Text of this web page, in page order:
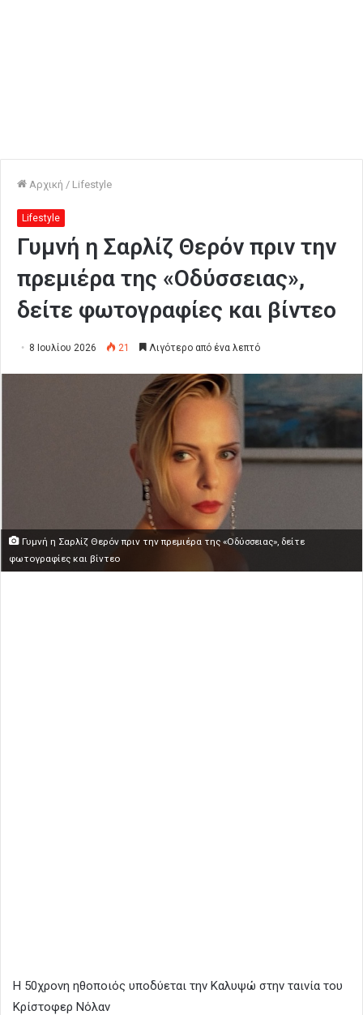
Αρχική / Lifestyle
Lifestyle
Γυμνή η Σαρλίζ Θερόν πριν την
πρεμιέρα της «Οδύσσειας»,
δείτε φωτογραφίες και βίντεο
8 Ιουλίου 2026 21 Λιγότερο από ένα λεπτό
Γυμνή η Σαρλίζ Θερόν πριν την πρεμιέρα της «Οδύσσειας», δείτε
φωτογραφίες και βίντεο
Η 50χρονη ηθοποιός υποδύεται την Καλυψώ στην ταινία του
Κρίστοφερ Νόλαν